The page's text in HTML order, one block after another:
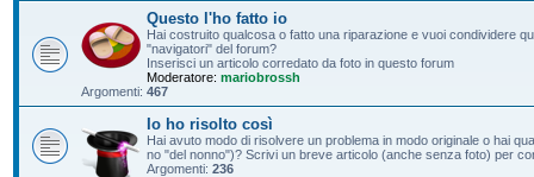
Questo l'ho fatto io
Hai costruito qualcosa o fatto una riparazione e vuoi condividere
"navigatori" del forum?
Inserisci un articolo corredato da foto in questo forum
Moderatore: mariobrossh
Argomenti: 467
Io ho risolto così
Hai avuto modo di risolvere un problema in modo originale o hai
no "del nonno")? Scrivi un breve articolo (anche senza foto) per
Argomenti: 236